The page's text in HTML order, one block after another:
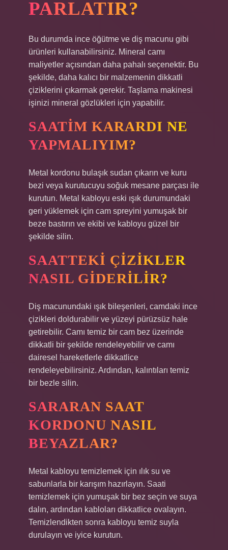
PARLATIR?
Bu durumda ince öğütme ve diş macunu gibi
ürünleri kullanabilirsiniz. Mineral camı
maliyetler açısından daha pahalı seçenektir. Bu
şekilde, daha kalıcı bir malzemenin dikkatli
çiziklerini çıkarmak gerekir. Taşlama makinesi
işinizi mineral gözlükleri için yapabilir.
SAATIM KARARDI NE
YAPMALIYIM?
Metal kordonu bulaşık sudan çıkarın ve kuru
bezi veya kurutucuyu soğuk mesane parçası ile
kurutun. Metal kabloyu eski ışık durumundaki
geri yüklemek için cam spreyini yumuşak bir
beze bastırın ve ekibi ve kabloyu güzel bir
şekilde silin.
SAATTEKI ÇIZIKLER
NASIL GIDERILIR?
Diş macunundaki ışık bileşenleri, camdaki ince
çizikleri doldurabilir ve yüzeyi pürüzsüz hale
getirebilir. Camı temiz bir cam bez üzerinde
dikkatli bir şekilde rendeleyebilir ve camı
dairesel hareketlerle dikkatlice
rendeleyebilirsiniz. Ardından, kalıntıları temiz
bir bezle silin.
SARARAN SAAT
KORDONU NASIL
BEYAZLAR?
Metal kabloyu temizlemek için ılık su ve
sabunlarla bir karışım hazırlayın. Saati
temizlemek için yumuşak bir bez seçin ve suya
dalın, ardından kabloları dikkatlice ovalayın.
Temizlendikten sonra kabloyu temiz suyla
durulayın ve iyice kurutun.